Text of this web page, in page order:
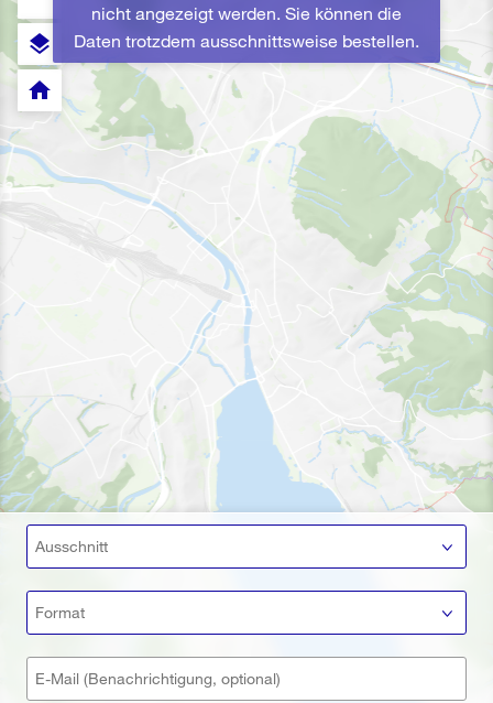
nicht angezeigt werden. Sie können die
Daten trotzdem ausschnittsweise bestellen.
layers
home
Ausschnitt
Format
E-Mail (Benachrichtigung, optional)